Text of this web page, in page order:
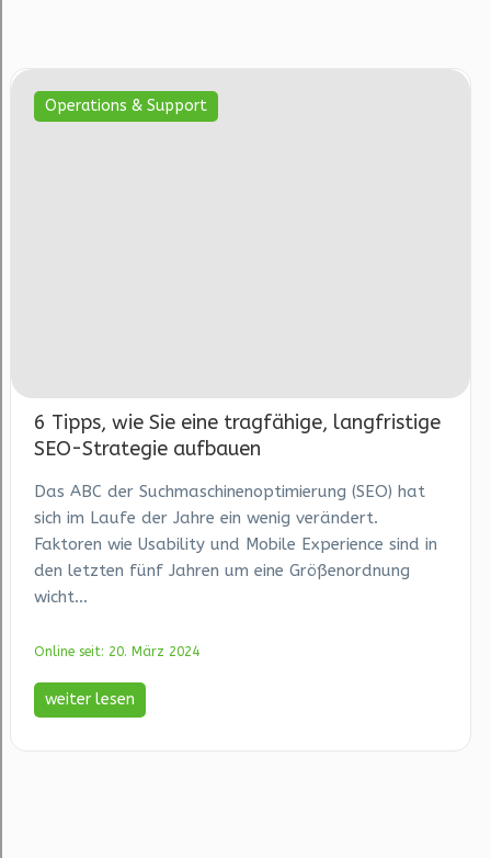
Operations & Support
6 Tipps, wie Sie eine tragfähige, langfristige
SEO-Strategie aufbauen
Das ABC der Suchmaschinenoptimierung (SEO) hat
sich im Laufe der Jahre ein wenig verändert.
Faktoren wie Usability und Mobile Experience sind in
den letzten fünf Jahren um eine Größenordnung
wicht...
Online seit: 20. März 2024
weiter lesen